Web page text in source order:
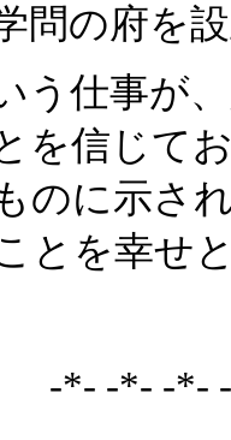
問の府を
う仕事が
を信じて
のに示さ
とを幸せ
-*- -*- -*-